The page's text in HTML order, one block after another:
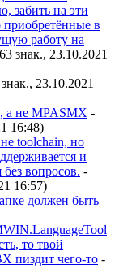
забить на эти
в
работу на
знак., 23.10.2021
23.10.2021
а не MPASMX -
16:48)
toolchain, но
и
вопросов. -
16:57)
должен быть
то твой
пиздит чего-то -